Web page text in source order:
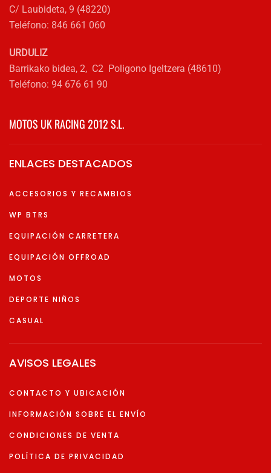
C/ Laubideta, 9 (48220)
Teléfono: 846 661 060
URDULIZ
Barrikako bidea, 2, C2 Poligono Igeltzera (48610)
Teléfono: 94 676 61 90
MOTOS UK RACING 2012 S.L.
ENLACES DESTACADOS
ACCESORIOS Y RECAMBIOS
WP BTRS
EQUIPACIÓN CARRETERA
EQUIPACIÓN OFFROAD
MOTOS
DEPORTE NIÑOS
CASUAL
AVISOS LEGALES
CONTACTO Y UBICACIÓN
INFORMACIÓN SOBRE EL ENVÍO
CONDICIONES DE VENTA
POLÍTICA DE PRIVACIDAD